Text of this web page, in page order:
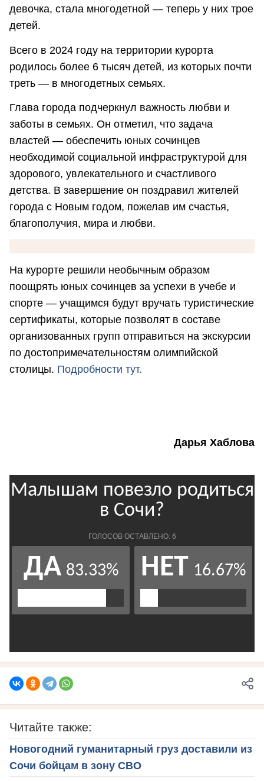
девочка, стала многодетной — теперь у них трое
детей.
Всего в 2024 году на территории курорта
родилось более 6 тысяч детей, из которых почти
треть — в многодетных семьях.
Глава города подчеркнул важность любви и
заботы в семьях. Он отметил, что задача
властей — обеспечить юных сочинцев
необходимой социальной инфраструктурой для
здорового, увлекательного и счастливого
детства. В завершение он поздравил жителей
города с Новым годом, пожелав им счастья,
благополучия, мира и любви.
На курорте решили необычным образом
поощрять юных сочинцев за успехи в учебе и
спорте — учащимся будут вручать туристические
сертификаты, которые позволят в составе
организованных групп отправиться на экскурсии
по достопримечательностям олимпийской
столицы. Подробности тут.
Дарья Хаблова
Читайте также:
Новогодний гуманитарный груз доставили из
Сочи бойцам в зону СВО